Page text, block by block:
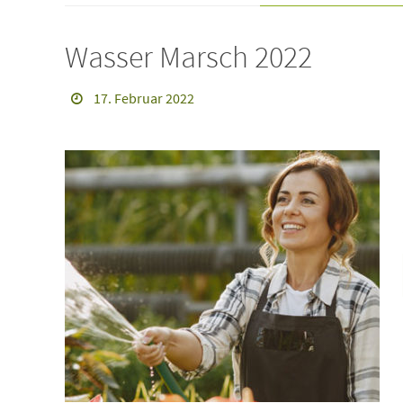
Wasser Marsch 2022
17. Februar 2022